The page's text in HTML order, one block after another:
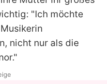
"Ich möchte
nicht nur als die
."